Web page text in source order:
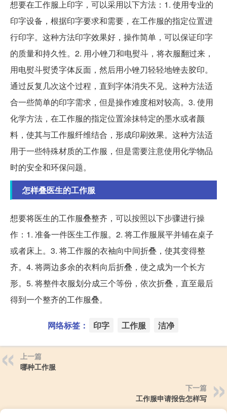
想要在工作服上印字，可以采用以下方法：1. 使用专业的
印字设备，根据印字要求和需要，在工作服的指定位置进
行印字。这种方法印字效果好，操作简单，可以保证印字
的质量和持久性。2. 用小锉刀和电熨斗，将衣服翻过来，
用电熨斗熨烫字体反面，然后用小锉刀轻轻地锉去胶印。
通过反复几次这个过程，直到字体消失不见。这种方法适
合一些简单的印字需求，但是操作难度相对较高。3. 使用
化学方法，在工作服的指定位置涂抹特定的墨水或者颜
料，使其与工作服纤维结合，形成印刷效果。这种方法适
用于一些特殊材质的工作服，但是需要注意使用化学物品
时的安全和环保问题。
怎样叠医生的工作服
想要将医生的工作服叠整齐，可以按照以下步骤进行操
作：1. 准备一件医生工作服。2. 将工作服展平并铺在桌子
或者床上。3. 将工作服的衣袖向中间折叠，使其变得整
齐。4. 将两边多余的衣料向后折叠，使之成为一个长方
形。5. 将整件衣服划分成三个等份，依次折叠，直至最后
得到一个整齐的工作服叠。
网络标签： 印字 工作服 洁净
上一篇
哪种工作服
下一篇
工作服申请报告怎样写